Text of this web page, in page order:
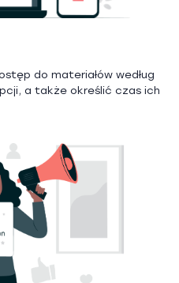
do materiałów według
a także określić czas ich